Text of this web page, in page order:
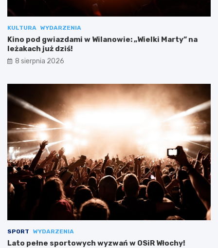
KULTURA WYDARZENIA
Kino pod gwiazdami w Wilanowie: „Wielki Marty” na
leżakach już dziś!
8 sierpnia 2026
SPORT WYDARZENIA
Lato pełne sportowych wyzwań w OSiR Włochy!